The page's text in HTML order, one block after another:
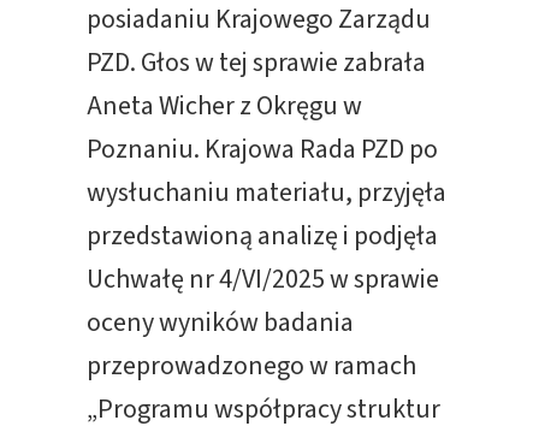
posiadaniu Krajowego Zarządu
PZD. Głos w tej sprawie zabrała
Aneta Wicher z Okręgu w
Poznaniu. Krajowa Rada PZD po
wysłuchaniu materiału, przyjęła
przedstawioną analizę i podjęła
Uchwałę nr 4/VI/2025 w sprawie
oceny wyników badania
przeprowadzonego w ramach
„Programu współpracy struktur